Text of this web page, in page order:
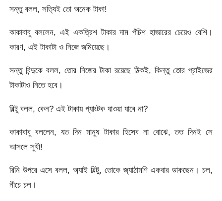
সন্তু বলল, সত্যিই তো অনেক টাকা!
কাকাবাবু বললেন, এই একত্রিশ টাকার দাম পঁচিশ হাজারের চেয়েও বেশি।
কারণ, এই টাকাটা ও নিজে জমিয়েছে।
সন্তু বিন্দুকে বলল, তোর নিজের টাকা রয়েছে ঠিকই, কিন্তু তোর প্রাইজের
টাকাটাও নিতে হবে।
বিল্টু বলল, কেন? এই টাকায় গ্যাংটক যাওয়া যাবে না?
কাকাবাবু বললেন, যত দিন মানুষ টাকার হিসেব না বোঝে, তত দিনই সে
আসলে সুখী!
রিনি উপরে এসে বলল, অ্যাই বিল্টু, তোকে জ্যাঠামণি একবার ডাকছেন। চল,
নীচে চল।